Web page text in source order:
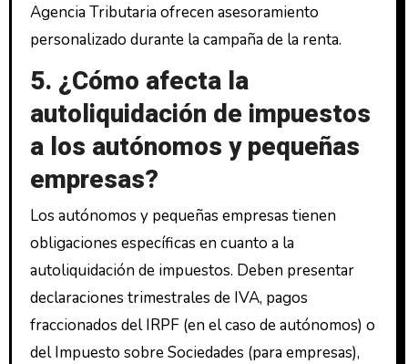
Agencia Tributaria ofrecen asesoramiento
personalizado durante la campaña de la renta.
5. ¿Cómo afecta la
autoliquidación de impuestos
a los autónomos y pequeñas
empresas?
Los autónomos y pequeñas empresas tienen
obligaciones específicas en cuanto a la
autoliquidación de impuestos. Deben presentar
declaraciones trimestrales de IVA, pagos
fraccionados del IRPF (en el caso de autónomos) o
del Impuesto sobre Sociedades (para empresas),